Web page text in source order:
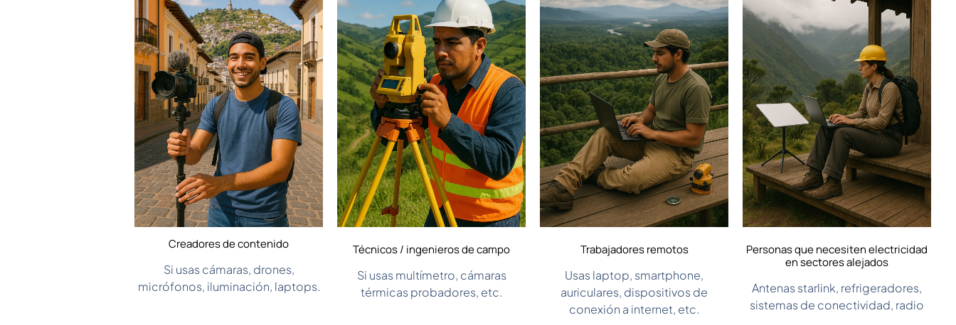
Creadores de contenido
Si usas cámaras, drones,
micrófonos, iluminación, laptops.
Técnicos / ingenieros de campo
Si usas multímetro, cámaras
térmicas probadores, etc.
Trabajadores remotos
Usas laptop, smartphone,
auriculares, dispositivos de
conexión a internet, etc.
Personas que necesiten electricidad
en sectores alejados
Antenas starlink, refrigeradores,
sistemas de conectividad, radio